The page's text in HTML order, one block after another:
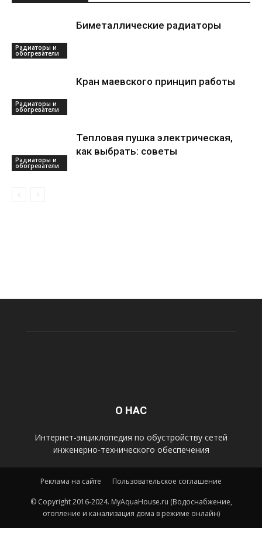
Радиаторы и
обогреватели
Биметаллические радиаторы
Радиаторы и
обогреватели
Кран маевского принцип работы
Радиаторы и
обогреватели
Тепловая пушка электрическая,
как выбрать: советы
О НАС
Интернет-энциклопедия по обустройству сетей
инженерно-технического обеспечения
Реклама на сайте Пользовательское соглашение
© Copyright 2016-2024. MyAquaHouse.ru (Водоснабжение,
отопление и канализация дома в режиме онлайн)